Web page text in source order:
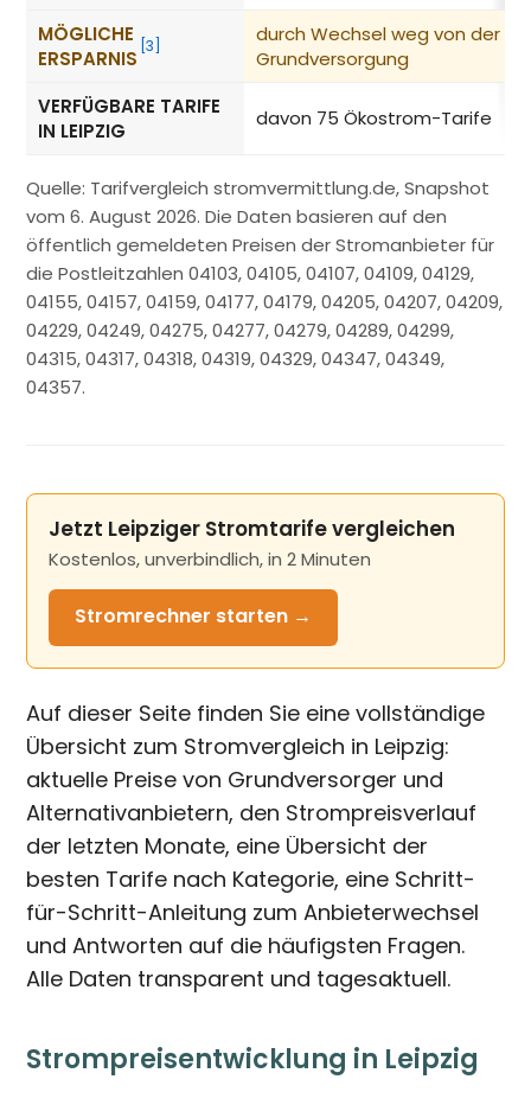
MÖGLICHE
ERSPARNIS
[3]
durch Wechsel weg von der
Grundversorgung
VERFÜGBARE TARIFE
IN LEIPZIG
davon 75 Ökostrom-Tarife
Quelle: Tarifvergleich stromvermittlung.de, Snapshot
vom 6. August 2026. Die Daten basieren auf den
öffentlich gemeldeten Preisen der Stromanbieter für
die Postleitzahlen 04103, 04105, 04107, 04109, 04129,
04155, 04157, 04159, 04177, 04179, 04205, 04207, 04209,
04229, 04249, 04275, 04277, 04279, 04289, 04299,
04315, 04317, 04318, 04319, 04329, 04347, 04349,
04357.
Jetzt Leipziger Stromtarife vergleichen
Kostenlos, unverbindlich, in 2 Minuten
Stromrechner starten →
Auf dieser Seite finden Sie eine vollständige
Übersicht zum Stromvergleich in Leipzig:
aktuelle Preise von Grundversorger und
Alternativanbietern, den Strompreisverlauf
der letzten Monate, eine Übersicht der
besten Tarife nach Kategorie, eine Schritt-
für-Schritt-Anleitung zum Anbieterwechsel
und Antworten auf die häufigsten Fragen.
Alle Daten transparent und tagesaktuell.
Strompreisentwicklung in Leipzig